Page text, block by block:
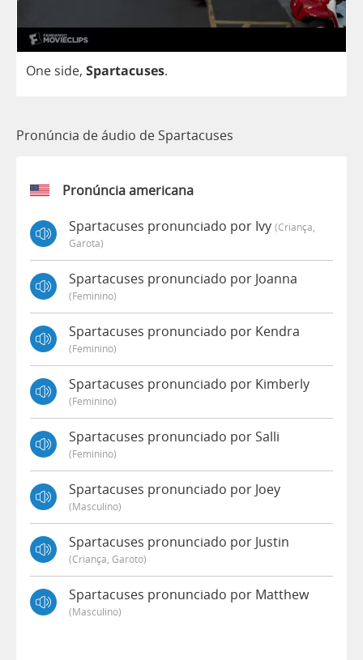
One side, Spartacuses.
Pronúncia de áudio de Spartacuses
Pronúncia americana
Spartacuses pronunciado por Ivy (criança,
Garota)
Spartacuses pronunciado por Joanna
(feminino)
Spartacuses pronunciado por Kendra
(feminino)
Spartacuses pronunciado por Kimberly
(feminino)
Spartacuses pronunciado por Salli
(feminino)
Spartacuses pronunciado por Joey
(masculino)
Spartacuses pronunciado por Justin
(criança, Garoto)
Spartacuses pronunciado por Matthew
(masculino)